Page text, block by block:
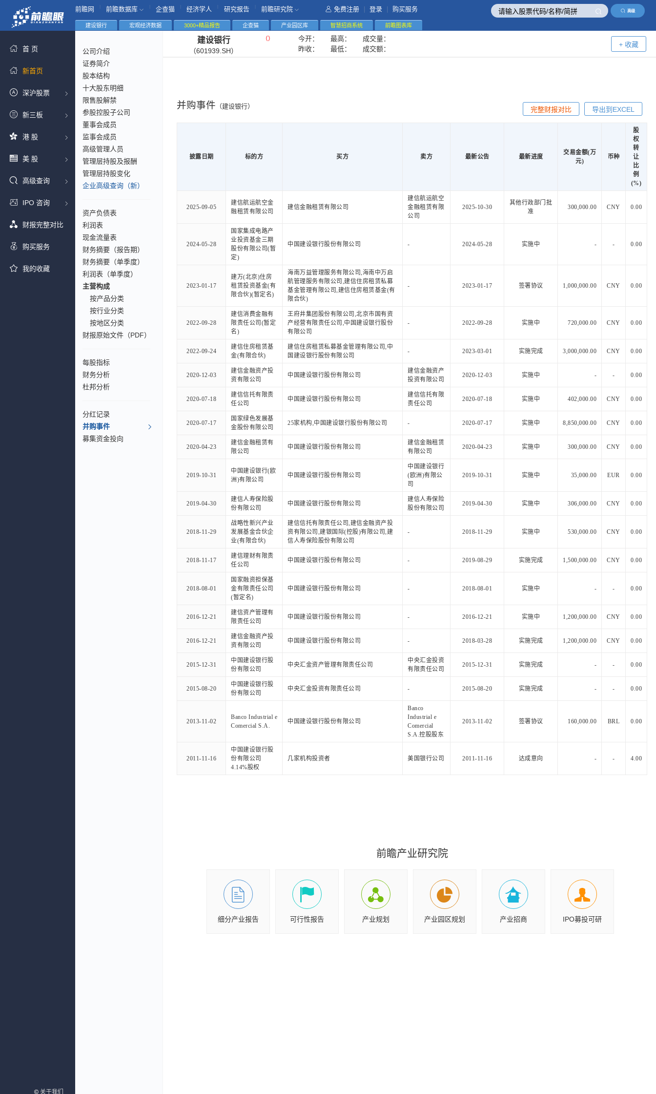
高级
前瞻网 前瞻数据库 企查猫 经济学人 研究报告 前瞻研究院 免费注册 登录 购买服务
首 页
新首页
深沪股票
新三板
港 股
美 股
高级查询
IPO 咨询
财报完整对比
购买服务
我的收藏
建设银行 宏观经济数据 3000+精品报告 企查猫 产业园区库 智慧招商系统 前瞻图表库
公司介绍
证券简介
股本结构
十大股东明细
限售股解禁
参股控股子公司
董事会成员
监事会成员
高级管理人员
管理层持股及报酬
管理层持股变化
企业高级查询（新）
资产负债表
利润表
现金流量表
财务摘要（报告期）
财务摘要（单季度）
利润表（单季度）
主营构成
按产品分类
按行业分类
按地区分类
财报原始文件（PDF）
每股指标
财务分析
杜邦分析
分红记录
并购事件
募集资金投向
建设银行
（601939.SH）
（） 今开： 最高：
成交量：
昨收：
最低： 成交额：
+ 收藏
并购事件 （建设银行） 导出到EXCEL
完整财报对比
披露日期 标的方 买方 卖方 最新公告 最新进度
交易金额(万
元)
币种
股
权
转
让
比
例
(%)
2025-09-05
建信航运航空金
融租赁有限公司
建信金融租赁有限公司
建信航运航空
金融租赁有限
公司
2025-10-30
其他行政部门批
准
300,000.00 CNY 0.00
2024-05-28
国家集成电路产
业投资基金三期
股份有限公司(暂
定)
中国建设银行股份有限公司 - 2024-05-28 实施中 - - 0.00
2023-01-17
建万(北京)住房
租赁投资基金(有
限合伙)(暂定名)
海南万益管理服务有限公司,海南中万启
航管理服务有限公司,建信住房租赁私募
基金管理有限公司,建信住房租赁基金(有
限合伙)
- 2023-01-17 签署协议 1,000,000.00 CNY 0.00
2022-09-28
建信消费金融有
限责任公司(暂定
名)
王府井集团股份有限公司,北京市国有资
产经营有限责任公司,中国建设银行股份
有限公司
- 2022-09-28 实施中 720,000.00 CNY 0.00
2022-09-24
建信住房租赁基
金(有限合伙)
建信住房租赁私募基金管理有限公司,中
国建设银行股份有限公司
- 2023-03-01 实施完成 3,000,000.00 CNY 0.00
2020-12-03
建信金融资产投
资有限公司
中国建设银行股份有限公司
建信金融资产
投资有限公司
2020-12-03 实施中 - - 0.00
2020-07-18
建信信托有限责
任公司
中国建设银行股份有限公司
建信信托有限
责任公司
2020-07-18 实施中 402,000.00 CNY 0.00
2020-07-17
国家绿色发展基
金股份有限公司
25家机构,中国建设银行股份有限公司 - 2020-07-17 实施中 8,850,000.00 CNY 0.00
2020-04-23
建信金融租赁有
限公司
中国建设银行股份有限公司
建信金融租赁
有限公司
2020-04-23 实施中 300,000.00 CNY 0.00
2019-10-31
中国建设银行(欧
洲)有限公司
中国建设银行股份有限公司
中国建设银行
(欧洲)有限公
司
2019-10-31 实施中 35,000.00 EUR 0.00
2019-04-30
建信人寿保险股
份有限公司
中国建设银行股份有限公司
建信人寿保险
股份有限公司
2019-04-30 实施中 306,000.00 CNY 0.00
2018-11-29
战略性新兴产业
发展基金合伙企
业(有限合伙)
建信信托有限责任公司,建信金融资产投
资有限公司,建银国际(控股)有限公司,建
信人寿保险股份有限公司
- 2018-11-29 实施中 530,000.00 CNY 0.00
2018-11-17
建信理财有限责
任公司
中国建设银行股份有限公司 - 2019-08-29 实施完成 1,500,000.00 CNY 0.00
2018-08-01
国家融资担保基
金有限责任公司
(暂定名)
中国建设银行股份有限公司 - 2018-08-01 实施中 - - 0.00
2016-12-21
建信资产管理有
限责任公司
中国建设银行股份有限公司 - 2016-12-21 实施中 1,200,000.00 CNY 0.00
2016-12-21
建信金融资产投
资有限公司
中国建设银行股份有限公司 - 2018-03-28 实施完成 1,200,000.00 CNY 0.00
2015-12-31
中国建设银行股
份有限公司
中央汇金资产管理有限责任公司
中央汇金投资
有限责任公司
2015-12-31 实施完成 - - 0.00
2015-08-20
中国建设银行股
份有限公司
中央汇金投资有限责任公司 - 2015-08-20 实施完成 - - 0.00
2013-11-02
Banco Industrial e
Comercial S.A.
中国建设银行股份有限公司
Banco
Industrial e
Comercial
S.A.控股股东
2013-11-02 签署协议 160,000.00 BRL 0.00
2011-11-16
中国建设银行股
份有限公司
4.14%股权
几家机构投资者 美国银行公司 2011-11-16 达成意向 - - 4.00
前瞻产业研究院
细分产业报告 可行性报告 产业规划 产业园区规划 产业招商 IPO募投可研
©
© 关于我们